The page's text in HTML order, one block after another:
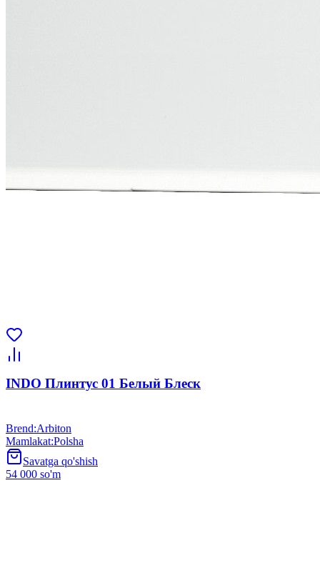
INDO Плинтус 01 Белый Блеск
Brend:Arbiton
Mamlakat:Polsha
Savatga qo'shish
54 000 so'm